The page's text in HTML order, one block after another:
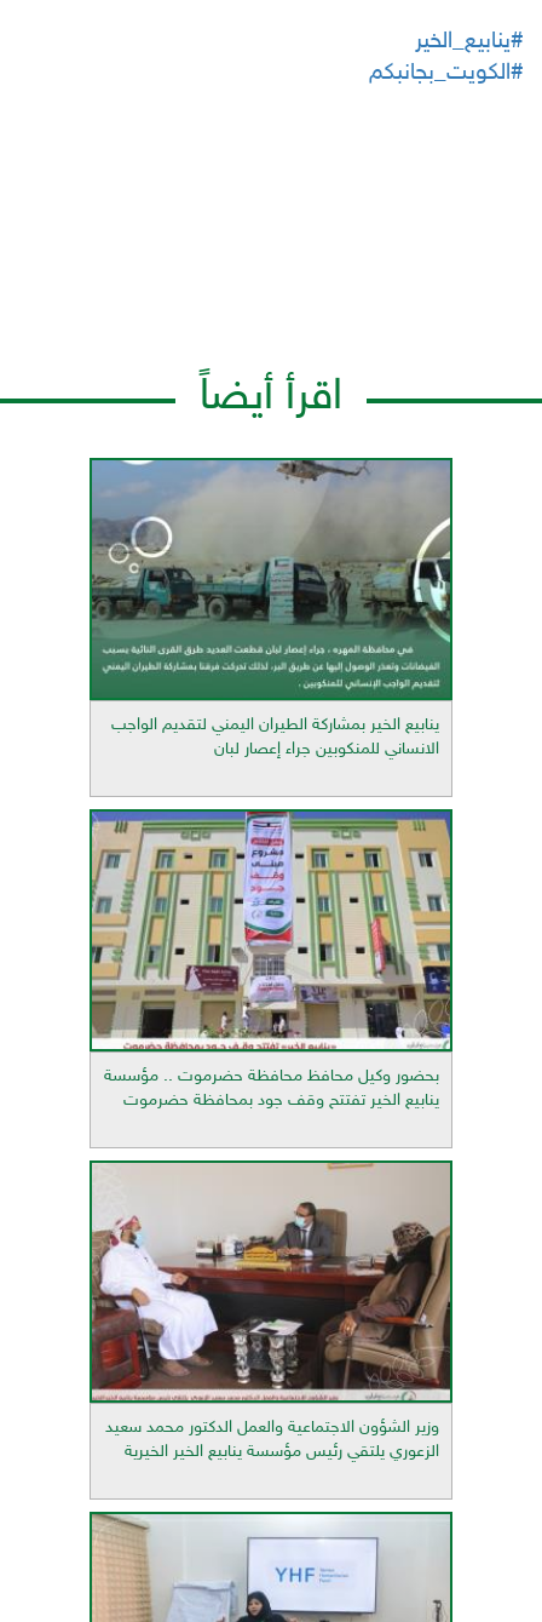
#ينابيع_الخير
#الكويت_بجانبكم
اقرأ أيضاً
ينابيع الخير بمشاركة الطيران اليمني لتقديم الواجب
الانساني للمنكوبين جراء إعصار لبان
بحضور وكيل محافظ محافظة حضرموت .. مؤسسة
ينابيع الخير تفتتح وقف جود بمحافظة حضرموت
وزير الشؤون الاجتماعية والعمل الدكتور محمد سعيد
الزعوري يلتقي رئيس مؤسسة ينابيع الخير الخيرية